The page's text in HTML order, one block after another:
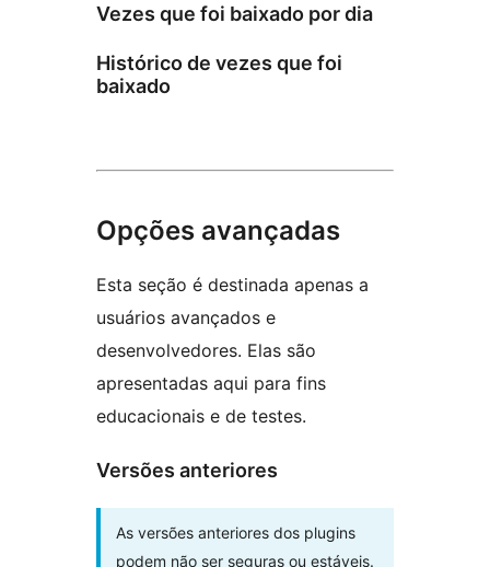
Vezes que foi baixado por dia
Histórico de vezes que foi
baixado
Opções avançadas
Esta seção é destinada apenas a
usuários avançados e
desenvolvedores. Elas são
apresentadas aqui para fins
educacionais e de testes.
Versões anteriores
As versões anteriores dos plugins
podem não ser seguras ou estáveis.